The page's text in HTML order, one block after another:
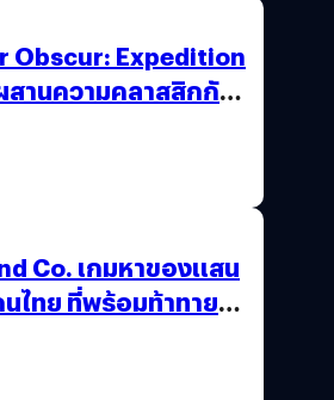
Obscur: Expedition
สานความคลาสสิกกับ
Co. เกมหาของแสน
ไทย ที่พร้อมท้าทาย